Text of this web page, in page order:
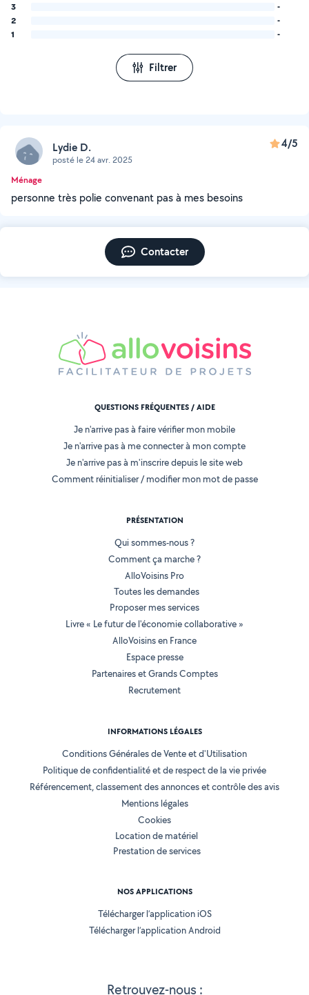
3
-
2
-
1
-
Filtrer
Lydie D.
posté le 24 avr. 2025
4/5
Ménage
personne très polie convenant pas à mes besoins
Contacter
Retrouvez-nous :
QUESTIONS FRÉQUENTES / AIDE
Je n'arrive pas à faire vérifier mon mobile
Je n'arrive pas à me connecter à mon compte
Je n'arrive pas à m'inscrire depuis le site web
Comment réinitialiser / modifier mon mot de passe
PRÉSENTATION
Qui sommes-nous ?
Comment ça marche ?
AlloVoisins Pro
Toutes les demandes
Proposer mes services
Livre « Le futur de l'économie collaborative »
AlloVoisins en France
Espace presse
Partenaires et Grands Comptes
Recrutement
INFORMATIONS LÉGALES
Conditions Générales de Vente et d'Utilisation
Politique de confidentialité et de respect de la vie privée
Référencement, classement des annonces et contrôle des avis
Mentions légales
Cookies
Location de matériel
Prestation de services
NOS APPLICATIONS
Télécharger l’application iOS
Télécharger l’application Android